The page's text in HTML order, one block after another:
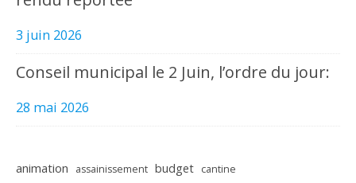
3 juin 2026
Conseil municipal le 2 Juin, l’ordre du jour:
28 mai 2026
animation assainissement budget cantine